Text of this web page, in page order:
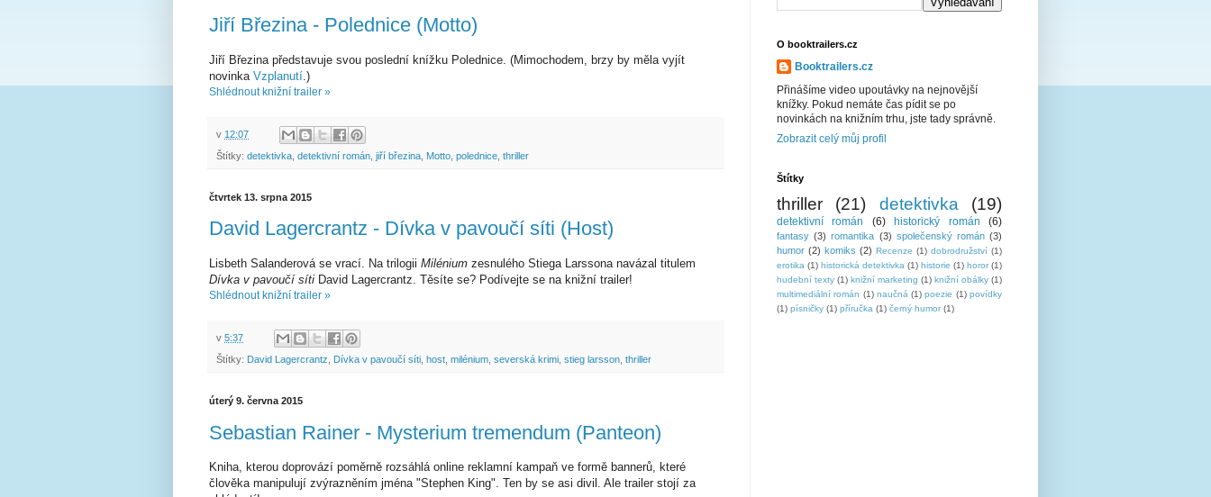
Jiří Březina - Polednice (Motto)
Jiří Březina představuje svou poslední knížku Polednice. (Mimochodem, brzy by měla vyjít
novinka Vzplanutí .)
Shlédnout knižní trailer »
v 12:07
Štítky: detektivka detektivní román jiří březina Motto polednice thriller
čtvrtek 13. srpna 2015
David Lagercrantz - Dívka v pavoučí síti (Host)
Lisbeth Salanderová se vrací. Na trilogii Milénium zesnulého Stiega Larssona navázal titulem
Dívka v pavoučí síti David Lagercrantz. Těsíte se? Podívejte se na knižní trailer!
Shlédnout knižní trailer »
v 5:37
Štítky: David Lagercrantz Dívka v pavoučí síti host milénium severská krimi stieg larsson thriller
úterý 9. června 2015
Sebastian Rainer - Mysterium tremendum (Panteon)
Kniha, kterou doprovází poměrně rozsáhlá online reklamní kampaň ve formě bannerů, které
člověka manipulují zvýrazněním jména "Stephen King". Ten by se asi divil. Ale trailer stojí za
O booktrailers.cz
Booktrailers.cz
Přinášíme video upoutávky na nejnovější
knížky. Pokud nemáte čas pídit se po
novinkách na knižním trhu, jste tady správně.
Zobrazit celý můj profil
Štítky
thriller (21) detektivka (19)
detektivní román (6) historický román (6)
fantasy (3) romantika (3) společenský román (3)
humor (2) komiks (2) Recenze (1) dobrodružství (1)
erotika (1) historická detektivka (1) historie (1) horor (1)
hudební texty (1) knižní marketing (1) knižní obálky (1)
multimediální román (1) naučná (1) poezie (1) povídky
(1) písničky (1) příručka (1) černý humor (1)